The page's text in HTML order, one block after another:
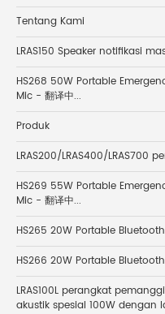
Tentang Kami
LRAS150 Speaker notifikasi
HS268 50W Portable
Mic - 翻译中...
Produk
LRAS200/LRAS400/LRAS700
HS269 55W Portable
Mic - 翻译中...
HS265 20W Portable
HS266 20W Portable
LRAS100L perangkat
akustik spesial 100W dengan